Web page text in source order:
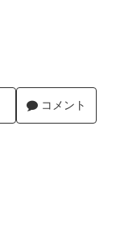
コメント